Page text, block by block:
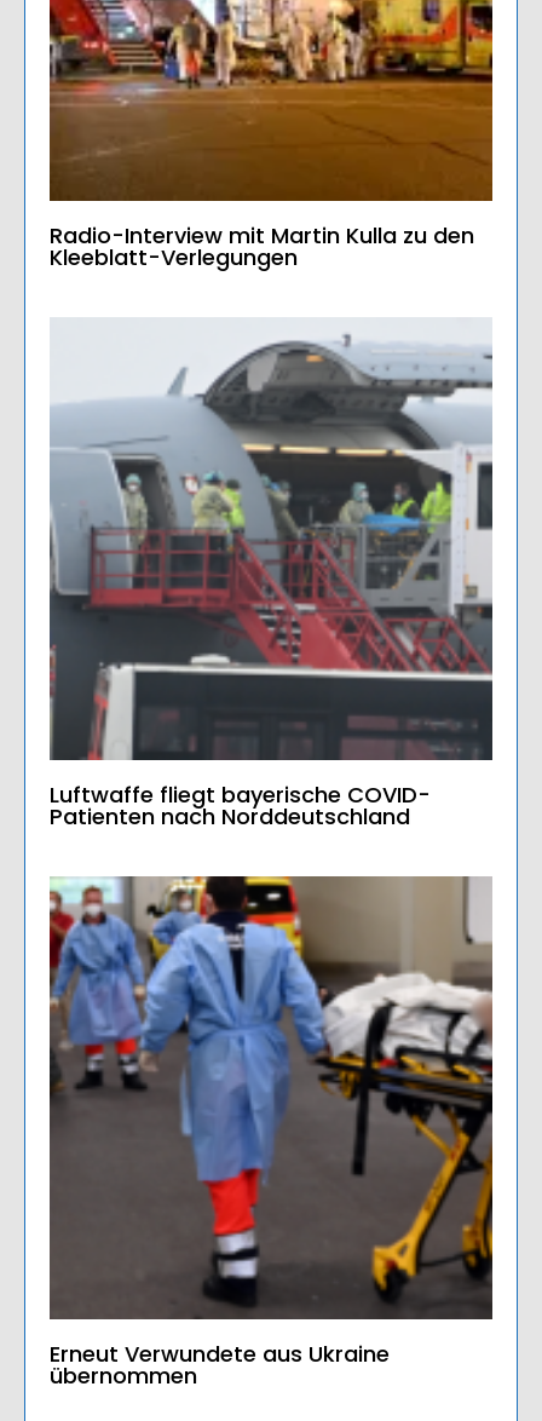
Radio-Interview mit Martin Kulla zu den
Kleeblatt-Verlegungen
Luftwaffe fliegt bayerische COVID-
Patienten nach Norddeutschland
Erneut Verwundete aus Ukraine
übernommen